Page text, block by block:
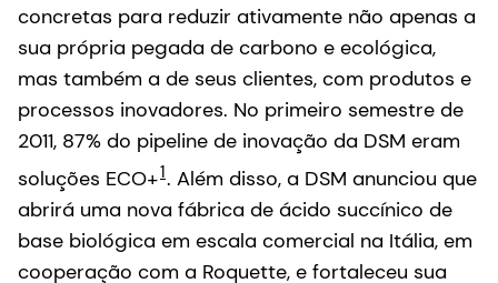
concretas para reduzir ativamente não apenas a
sua própria pegada de carbono e ecológica,
mas também a de seus clientes, com produtos e
processos inovadores. No primeiro semestre de
2011, 87% do pipeline de inovação da DSM eram
soluções ECO+1. Além disso, a DSM anunciou que
abrirá uma nova fábrica de ácido succínico de
base biológica em escala comercial na Itália, em
cooperação com a Roquette, e fortaleceu sua